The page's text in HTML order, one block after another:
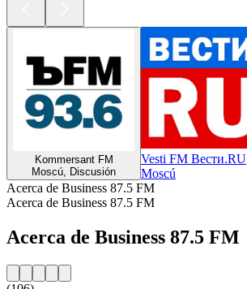
Kommersant FM
Moscú, Discusión
Vesti FM Вести.RU
Moscú
Acerca de Business 87.5 FM
Acerca de Business 87.5 FM
Acerca de Business 87.5 FM